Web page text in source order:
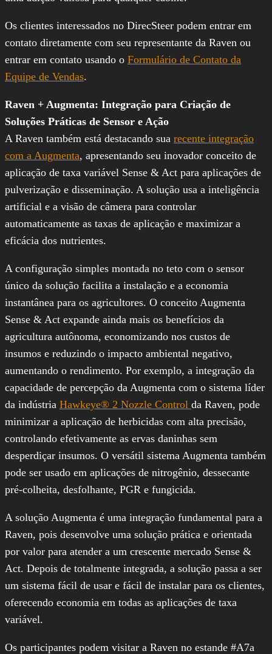
Os clientes interessados no DirecSteer podem entrar em
contato diretamente com seu representante da Raven ou
entrar em contato usando o Formulário de Contato da
Equipe de Vendas.
Raven + Augmenta: Integração para Criação de
Soluções Práticas de Sensor e Ação
A Raven também está destacando sua recente integração
com a Augmenta, apresentando seu inovador conceito de
aplicação de taxa variável Sense & Act para aplicações de
pulverização e disseminação. A solução usa a inteligência
artificial e a visão de câmera para controlar
automaticamente as taxas de aplicação e maximizar a
eficácia dos nutrientes.
A configuração simples montada no teto com o sensor
único da solução facilita a instalação e a economia
instantânea para os agricultores. O conceito Augmenta
Sense & Act expande ainda mais os benefícios da
agricultura autônoma, economizando nos custos de
insumos e reduzindo o impacto ambiental negativo,
aumentando o rendimento. Por exemplo, a integração da
capacidade de percepção da Augmenta com o sistema líder
da indústria Hawkeye® 2 Nozzle Control da Raven, pode
minimizar a aplicação de herbicidas com alta precisão,
controlando efetivamente as ervas daninhas sem
desperdiçar insumos. O versátil sistema Augmenta também
pode ser usado em aplicações de nitrogênio, dessecante
pré-colheita, desfolhante, PGR e fungicida.
A solução Augmenta é uma integração fundamental para a
Raven, pois desenvolve uma solução prática e orientada
por valor para atender a um crescente mercado Sense &
Act. Depois de totalmente integrada, a solução passa a ser
um sistema fácil de usar e fácil de instalar para os clientes,
oferecendo economia em todas as aplicações de taxa
variável.
Os participantes podem visitar a Raven no estande #A7a